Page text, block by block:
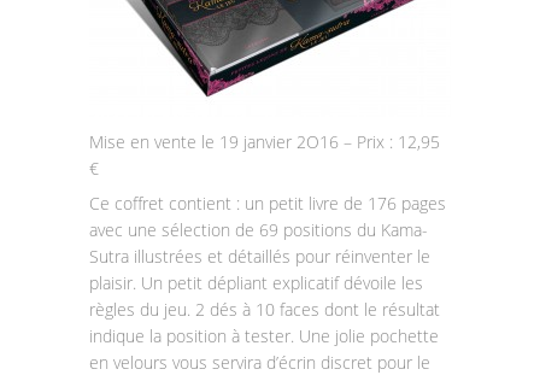
Mise en vente le 19 janvier 2O16 – Prix : 12,95
€
Ce coffret contient : un petit livre de 176 pages
avec une sélection de 69 positions du Kama-
Sutra illustrées et détaillés pour réinventer le
plaisir. Un petit dépliant explicatif dévoile les
règles du jeu. 2 dés à 10 faces dont le résultat
indique la position à tester. Une jolie pochette
en velours vous servira d’écrin discret pour le